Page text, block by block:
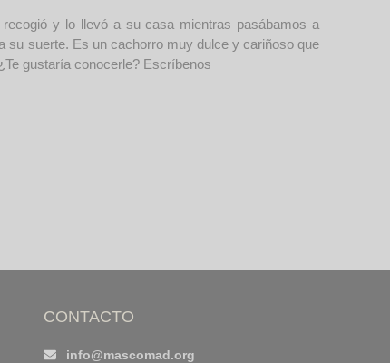
y lo llevó a su casa mientras pasábamos a
su suerte. Es un cachorro muy dulce y cariñoso que
gustaría conocerle? Escríbenos
CONTACTO
info@mascomad.org